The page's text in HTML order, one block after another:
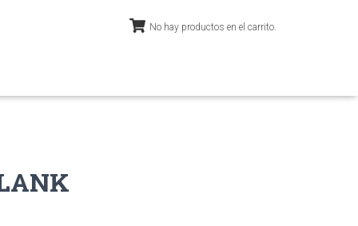
No hay productos en el carrito.